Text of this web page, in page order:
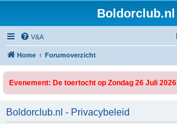
Boldorclub.nl
V&A
Home Forumoverzicht
Evenement: De toertocht op Zondag 26 Juli
Boldorclub.nl - Privacybeleid